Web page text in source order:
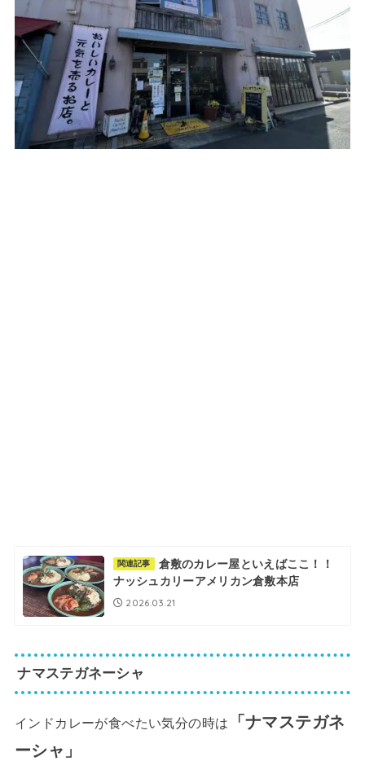
関連記事
倉敷のカレー屋といえばここ！！
ナッシュカリーアメリカン倉敷本店
2026.03.21
ナマステガネーシャ
インドカレーが食べたい気分の時は
「ナマステガネ
ーシャ」